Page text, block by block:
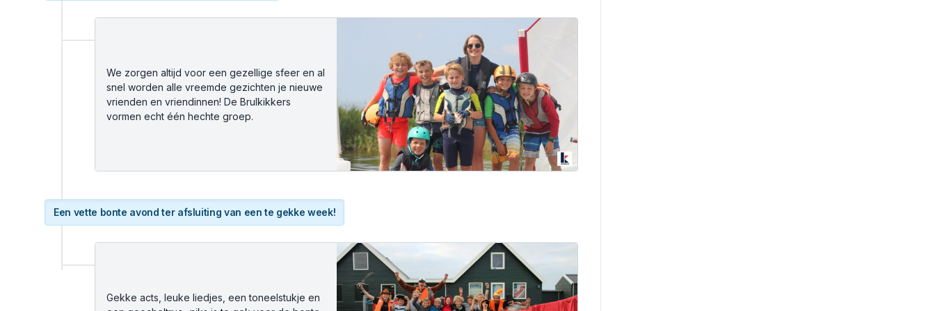
We zorgen altijd voor een gezellige sfeer en al
snel worden alle vreemde gezichten je nieuwe
vrienden en vriendinnen! De Brulkikkers
vormen echt één hechte groep.
Een vette bonte avond ter afsluiting van een te gekke week!
Gekke acts, leuke liedjes, een toneelstukje en